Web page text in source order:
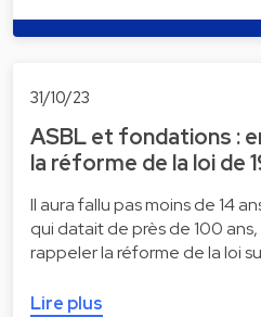
31/10/23
ASBL et fondations :
la réforme de la loi de
Il aura fallu pas moins de 14
qui datait de près de 100 ans,
rappeler la réforme de la loi
Lire plus